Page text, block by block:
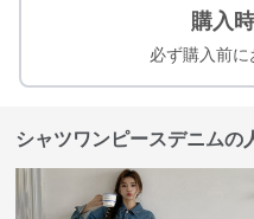
購入
必ず購入前に
シャツワンピースデニムの